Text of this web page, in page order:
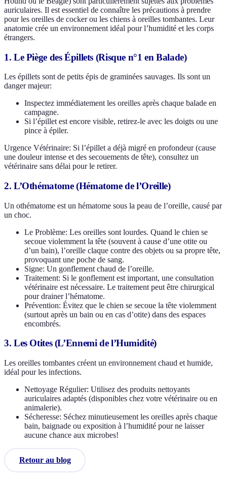
auriculaires. Il est essentiel de connaître les précautions à prendre
pour les oreilles de cocker ou les chiens à oreilles tombantes. Leur
anatomie crée un environnement idéal pour l’humidité et les corps
étrangers.
1. Le Piège des Épillets (Risque n°1 en Balade)
Les épillets sont de petits épis de graminées sauvages. Ils sont un
danger majeur:
Inspectez immédiatement les oreilles après chaque balade en
campagne.
Si l’épillet est encore visible, retirez-le avec les doigts ou une
pince à épiler.
Urgence Vétérinaire: Si l’épillet a déjà migré en profondeur (cause
une douleur intense et des secouements de tête), consultez un
vétérinaire sans délai pour le retirer.
2. L’Othématome (Hématome de l’Oreille)
Un othématome est un hématome sous la peau de l’oreille, causé par
un choc.
Le Problème: Les oreilles sont lourdes. Quand le chien se
secoue violemment la tête (souvent à cause d’une otite ou
d’un bain), l’oreille claque contre des objets ou sa propre tête,
provoquant une poche de sang.
Signe: Un gonflement chaud de l’oreille.
Traitement: Si le gonflement est important, une consultation
vétérinaire est nécessaire. Le traitement peut être chirurgical
pour drainer l’hématome.
Prévention: Évitez que le chien se secoue la tête violemment
(surtout après un bain ou en cas d’otite) dans des espaces
encombrés.
3. Les Otites (L’Ennemi de l’Humidité)
Les oreilles tombantes créent un environnement chaud et humide,
idéal pour les infections.
Nettoyage Régulier: Utilisez des produits nettoyants
auriculaires adaptés (disponibles chez votre vétérinaire ou en
animalerie).
Sécheresse: Séchez minutieusement les oreilles après chaque
bain, baignade ou exposition à l’humidité pour ne laisser
aucune chance aux microbes!
Retour au blog